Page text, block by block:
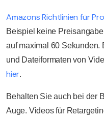
Amazons Richtlinien für
Beispiel keine
auf maximal 60 Sekunden.
und Dateiformaten von
hier.
Behalten Sie auch bei der
Auge. Videos für